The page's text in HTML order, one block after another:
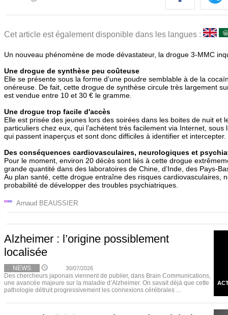
Cet article est également disponible dans les langues :
Un nouveau phénomène de mode dévastateur, la drogue 3-MMC
Une drogue de synthèse peu coûteuse
Elle se présente sous la forme d’une poudre semblable à de la
onéreuse. De fait, cette drogue de synthèse circule très largement
est vendue entre 10 et 30 € le gramme.
Une drogue trop facile d'accès
Elle est prisée des jeunes lors des soirées dans les boites de nuit et
particuliers chez eux, qui l’achètent très facilement via Internet,
qui passent inaperçus et sont donc difficiles à identifier et intercepter.
Des conséquences cardiovasculaires, neurologiques et
Pour le moment, environ 20 décès sont liés à cette drogue
grande quantité dans des laboratoires de Chine, d’Inde, des Pays-
Au plan santé, cette drogue entraîne des risques cardiovasculaires,
probabilité de développer des troubles psychiatriques.
Arnaud BEAUSSIER
Alzheimer : l’origine possiblement
localisée
NEWS 30/07/2026
Des chercheurs japonais viennent de publier, dans Brain Communications,
une avancée majeure sur la maladie d’Alzheimer. On savait déjà que cette
pathologie détruit progressivement les connexions cérébrales ...